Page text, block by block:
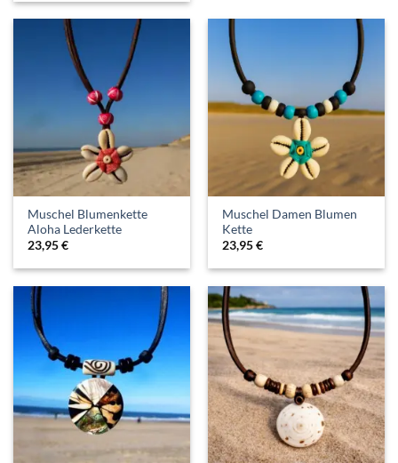
Muschel Blumenkette
Aloha Lederkette
23,95€
Muschel Damen Blumen
Kette
23,95€